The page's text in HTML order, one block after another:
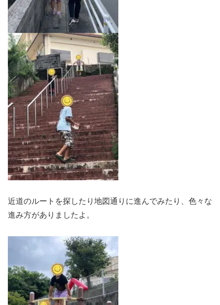
近道のルートを探したり地図通りに進んでみたり、色々な
進み方がありましたよ。